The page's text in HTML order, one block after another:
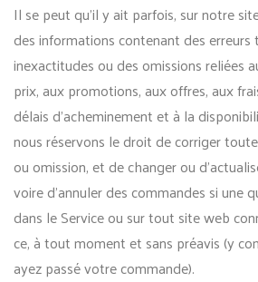
Il se peut qu’il y ait parfois, sur notre
des informations contenant des
inexactitudes ou des omissions reliées
prix, aux promotions, aux offres, aux
délais d’acheminement et à la
nous réservons le droit de corriger
ou omission, et de changer ou
voire d’annuler des commandes si une
dans le Service ou sur tout site web
ce, à tout moment et sans préavis (y
ayez passé votre commande).